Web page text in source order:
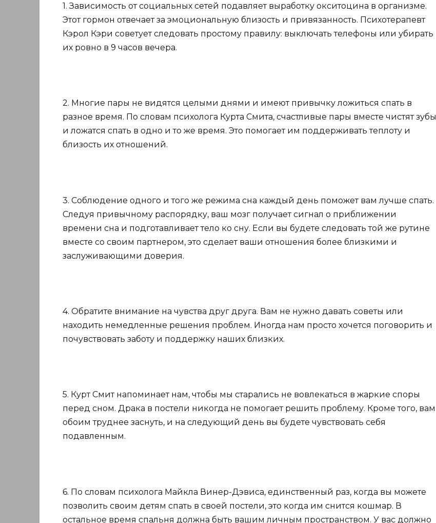
1. Зависимость от социальных сетей подавляет выработку окситоцина в организме.
Этот гормон отвечает за эмоциональную близость и привязанность. Психотерапевт
Кэрол Кэри советует следовать простому правилу: выключать телефоны или убирать
их ровно в 9 часов вечера.
2. Многие пары не видятся целыми днями и имеют привычку ложиться спать в
разное время. По словам психолога Курта Смита, счастливые пары вместе чистят зубы
и ложатся спать в одно и то же время. Это помогает им поддерживать теплоту и
близость их отношений.
3. Соблюдение одного и того же режима сна каждый день поможет вам лучше спать.
Следуя привычному распорядку, ваш мозг получает сигнал о приближении
времени сна и подготавливает тело ко сну. Если вы будете следовать той же рутине
вместе со своим партнером, это сделает ваши отношения более близкими и
заслуживающими доверия.
4. Обратите внимание на чувства друг друга. Вам не нужно давать советы или
находить немедленные решения проблем. Иногда нам просто хочется поговорить и
почувствовать заботу и поддержку наших близких.
5. Курт Смит напоминает нам, чтобы мы старались не вовлекаться в жаркие споры
перед сном. Драка в постели никогда не помогает решить проблему. Кроме того, вам
обоим труднее заснуть, и на следующий день вы будете чувствовать себя
подавленным.
6. По словам психолога Майкла Винер-Дэвиса, единственный раз, когда вы можете
позволить своим детям спать в своей постели, это когда им снится кошмар. В
остальное время спальня должна быть вашим личным пространством. У вас должно